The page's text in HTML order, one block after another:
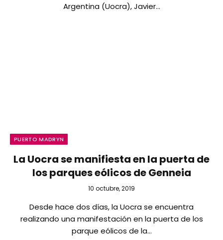
Argentina (Uocra), Javier…
PUERTO MADRYN
La Uocra se manifiesta en la puerta de
los parques eólicos de Genneia
10 octubre, 2019
Desde hace dos días, la Uocra se encuentra
realizando una manifestación en la puerta de los
parque eólicos de la…